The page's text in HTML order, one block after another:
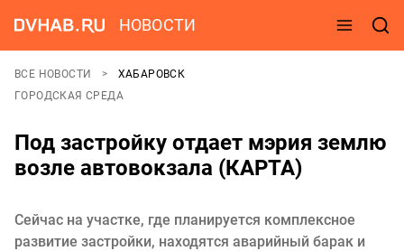
НОВОСТИ
ВСЕ НОВОСТИ
ХАБАРОВСК
ГОРОДСКАЯ СРЕДА
Под застройку отдает мэрия землю
возле автовокзала (КАРТА)
Сейчас на участке, где планируется комплексное
развитие застройки, находятся аварийный барак и